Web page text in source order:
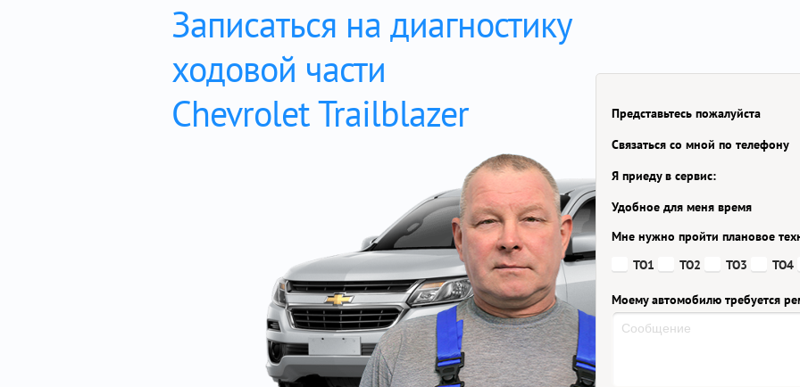
Записаться на диагностику
ходовой части
Chevrolet Trailblazer
Представьтесь пожалуйста
Связаться со мной по телефону
Я приеду в сервис:
Удобное для меня время
Мне нужно пройти плановое
ТО1
ТО2 ТО3 ТО4
Моему автомобилю требуется